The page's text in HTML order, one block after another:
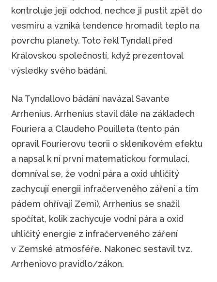
kontroluje její odchod, nechce ji pustit zpět do
vesmíru a vzniká tendence hromadit teplo na
povrchu planety. Toto řekl Tyndall před
Královskou společností, když prezentoval
výsledky svého bádání.
Na Tyndallovo bádání navázal Savante
Arrhenius. Arrhenius stavil dále na základech
Fouriera a Claudeho Pouilleta (tento pán
opravil Fourierovu teorii o skleníkovém efektu
a napsal k ní první matematickou formulaci,
domníval se, že vodní pára a oxid uhličitý
zachycují energii infračerveného záření a tím
pádem ohřívají Zemi), Arrhenius se snažil
spočítat, kolik zachycuje vodní pára a oxid
uhličitý energie z infračerveného záření
v Zemské atmosféře. Nakonec sestavil tvz.
Arrheniovo pravidlo/zákon.